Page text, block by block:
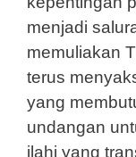
menjadi
memuliakan
terus
yang
undangan
ilahi yang